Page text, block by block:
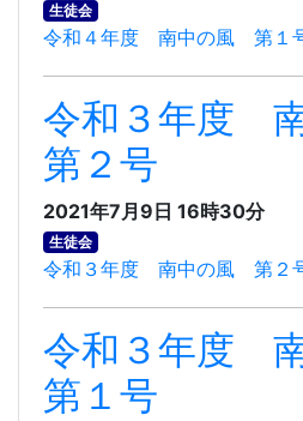
生徒会
令和４年度 南中の風 第１
令和３年度
第２号
2021年7月9日 16時30分
生徒会
令和３年度 南中の風 第２
令和３年度
第１号